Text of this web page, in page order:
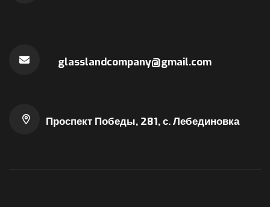
glasslandcompany@gmail.com
Проспект Победы, 281, с. Лебединовка